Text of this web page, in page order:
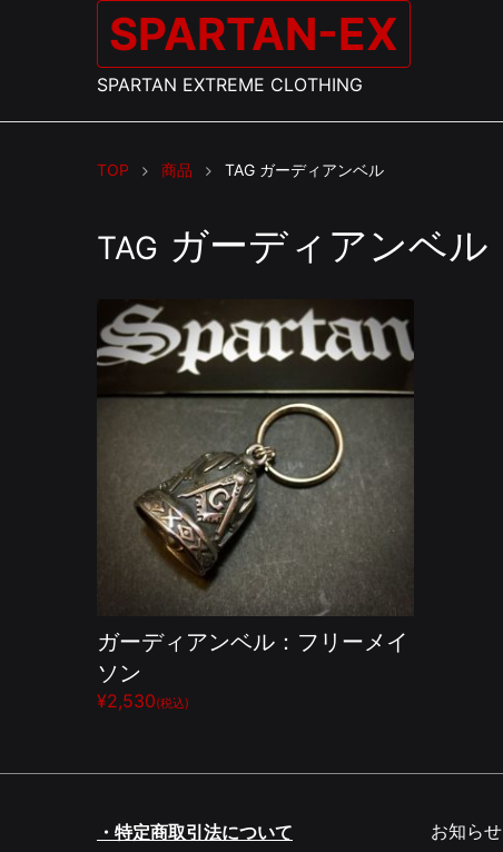
SPARTAN-EX
SPARTAN EXTREME CLOTHING
TOP 商品 TAG ガーディアンベル
TAG ガーディアンベル
ガーディアンベル：フリーメイ
ソン
¥2,530(税込)
・特定商取引法について お知らせ